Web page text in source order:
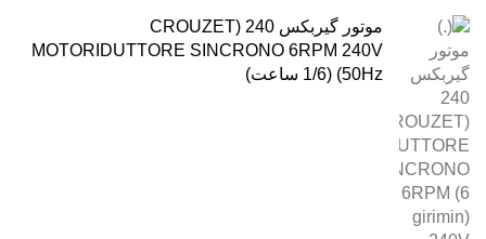
موتور گیربکس 240 (CROUZET
MOTORIDUTTORE SINCRONO 6RPM 240V
50Hz) (1/6 ساعت)